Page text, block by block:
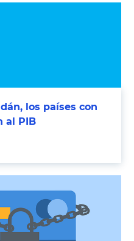
los países con
al PIB